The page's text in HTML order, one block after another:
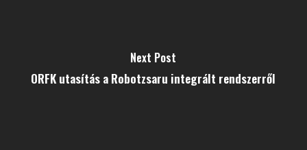
Next Post
ORFK utasítás a Robotzsaru integrált rendszerről